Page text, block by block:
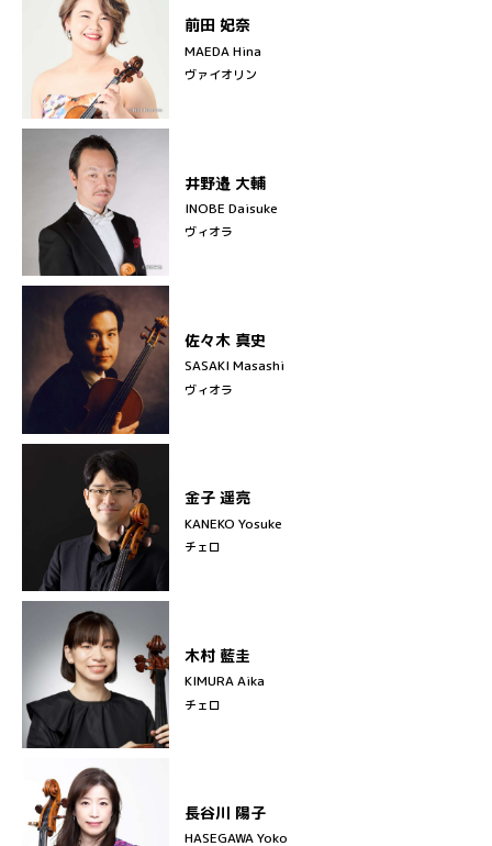
前田 妃奈
MAEDA Hina
ヴァイオリン
井野邉 大輔
INOBE Daisuke
ヴィオラ
佐々木 真史
SASAKI Masashi
ヴィオラ
金子 遥亮
KANEKO Yosuke
チェロ
木村 藍圭
KIMURA Aika
チェロ
長谷川 陽子
HASEGAWA Yoko